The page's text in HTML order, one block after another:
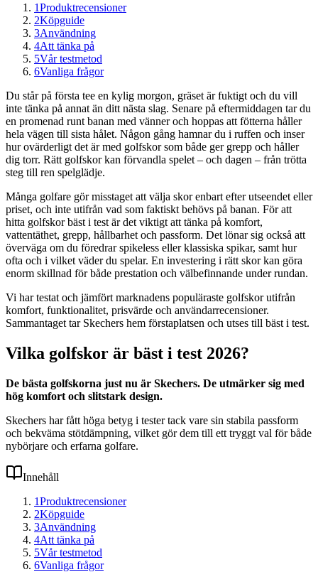
1Produktrecensioner
2Köpguide
3Användning
4Att tänka på
5Vår testmetod
6Vanliga frågor
Du står på första tee en kylig morgon, gräset är fuktigt och du vill
inte tänka på annat än ditt nästa slag. Senare på eftermiddagen tar du
en promenad runt banan med vänner och hoppas att fötterna håller
hela vägen till sista hålet. Någon gång hamnar du i ruffen och inser
hur ovärderligt det är med golfskor som både ger grepp och håller
dig torr. Rätt golfskor kan förvandla spelet – och dagen – från trötta
steg till ren spelglädje.
Många golfare gör misstaget att välja skor enbart efter utseendet eller
priset, och inte utifrån vad som faktiskt behövs på banan. För att
hitta golfskor bäst i test är det viktigt att tänka på komfort,
vattentäthet, grepp, hållbarhet och passform. Det lönar sig också att
överväga om du föredrar spikeless eller klassiska spikar, samt hur
ofta och i vilket väder du spelar. En investering i rätt skor kan göra
enorm skillnad för både prestation och välbefinnande under rundan.
Vi har testat och jämfört marknadens populäraste golfskor utifrån
komfort, funktionalitet, prisvärde och användarrecensioner.
Sammantaget tar Skechers hem förstaplatsen och utses till bäst i test.
Vilka golfskor är bäst i test 2026?
De bästa golfskorna just nu är Skechers. De utmärker sig med
hög komfort och slitstark design.
Skechers har fått höga betyg i tester tack vare sin stabila passform
och bekväma stötdämpning, vilket gör dem till ett tryggt val för både
nybörjare och erfarna golfare.
Innehåll
1Produktrecensioner
2Köpguide
3Användning
4Att tänka på
5Vår testmetod
6Vanliga frågor